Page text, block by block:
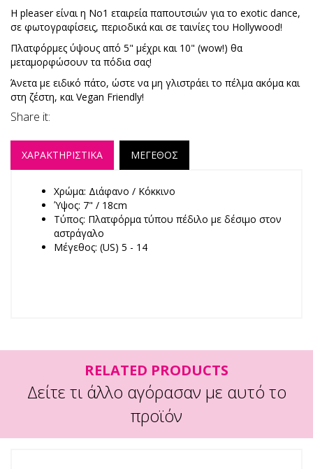
Η pleaser είναι η No1 εταιρεία παπουτσιών για το exotic dance,
σε φωτογραφίσεις, περιοδικά και σε ταινίες του Hollywood!
Πλατφόρμες ύψους από 5" μέχρι και 10" (wow!) θα
μεταμορφώσουν τα πόδια σας!
Άνετα με ειδικό πάτο, ώστε να μη γλιστράει το πέλμα ακόμα και
στη ζέστη, και Vegan Friendly!
Share it:
ΧΑΡΑΚΤΗΡΙΣΤΙΚΑ ΜΕΓΕΘΟΣ
Χρώμα: Διάφανο / Κόκκινο
Ύψος: 7" / 18cm
Τύπος: Πλατφόρμα τύπου πέδιλο με δέσιμο στον
αστράγαλο
Μέγεθος: (US) 5 - 14
RELATED PRODUCTS
Δείτε τι άλλο αγόρασαν με αυτό το
προϊόν